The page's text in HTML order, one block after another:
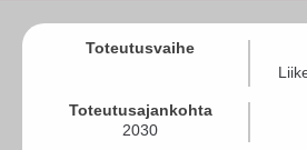
Toteutusvaihe
Toteutusajankohta
2030